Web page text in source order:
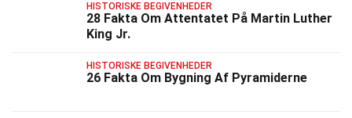
HISTORISKE BEGIVENHEDER
28 Fakta Om Attentatet På Martin Luther
King Jr.
HISTORISKE BEGIVENHEDER
26 Fakta Om Bygning Af Pyramiderne